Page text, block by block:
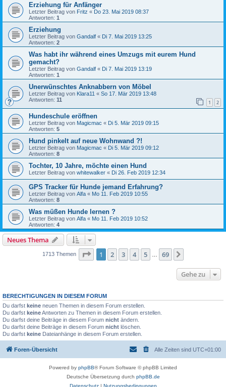
Erziehung für Anfänger
Letzter Beitrag von Fritz « Do 23. Mai 2019 08:37
Antworten: 1
Erziehung
Letzter Beitrag von Gandalf « Di 7. Mai 2019 13:25
Antworten: 2
Was habt ihr während eines Umzugs mit eurem Hund
gemacht?
Letzter Beitrag von Gandalf « Di 7. Mai 2019 13:19
Antworten: 1
Unerwünschtes Anknabbern von Möbel
Letzter Beitrag von Klara11 « So 17. Mär 2019 13:48
Antworten: 11 1 2
Hundeschule eröffnen
Letzter Beitrag von Magicmac « Di 5. Mär 2019 09:15
Antworten: 5
Hund pinkelt auf neue Wohnwand ?!
Letzter Beitrag von Magicmac « Di 5. Mär 2019 09:12
Antworten: 8
Tochter, 10 Jahre, möchte einen Hund
Letzter Beitrag von whitewalker « Di 26. Feb 2019 12:34
GPS Tracker für Hunde jemand Erfahrung?
Letzter Beitrag von Alfa « Mo 11. Feb 2019 10:55
Antworten: 8
Was müßen Hunde lernen ?
Letzter Beitrag von Alfa « Mo 11. Feb 2019 10:52
Antworten: 4
Neues Thema
1713 Themen Seite 1von 69
1 2 3 4 5 69
Gehe zu
BERECHTIGUNGEN IN DIESEM FORUM
Du darfst keine neuen Themen in diesem Forum erstellen.
Du darfst keineAntworten zu Themen in diesem Forum erstellen.
Du darfst deine Beiträge in diesem Forum nicht ändern.
Du darfst deine Beiträge in diesem Forum nicht löschen.
Du darfst keine Dateianhänge in diesem Forum erstellen.
Foren-Übersicht Alle Zeiten sind UTC+01:00
Powered by phpBB® Forum Software © phpBB Limited
Deutsche Übersetzung durch phpBB.de
Datenschutz| Nutzungsbedingungen